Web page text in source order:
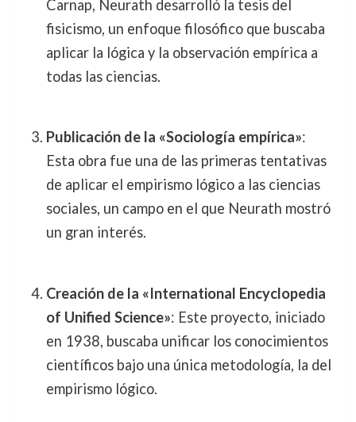
Carnap, Neurath desarrolló la tesis del
fisicismo, un enfoque filosófico que buscaba
aplicar la lógica y la observación empírica a
todas las ciencias.
Publicación de la «Sociología empírica»:
Esta obra fue una de las primeras tentativas
de aplicar el empirismo lógico a las ciencias
sociales, un campo en el que Neurath mostró
un gran interés.
Creación de la «International Encyclopedia
of Unified Science»: Este proyecto, iniciado
en 1938, buscaba unificar los conocimientos
científicos bajo una única metodología, la del
empirismo lógico.